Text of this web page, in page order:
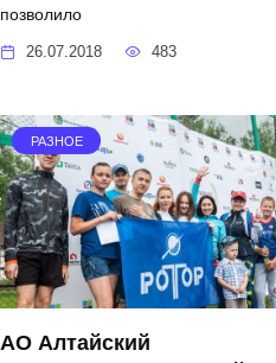
позволило
26.07.2018 483
РАЗНОЕ
АО Алтайский